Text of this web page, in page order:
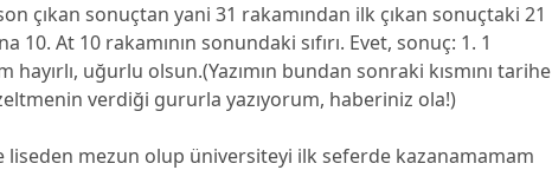
çıkan sonuçtan yani 31 rakamından ilk çıkan sonuçtaki 21
10. At 10 rakamının sonundaki sıfırı. Evet, sonuç: 1. 1
hayırlı, uğurlu olsun.(Yazımın bundan sonraki kısmını tarihe
verdiği gururla yazıyorum, haberiniz ola!)
liseden mezun olup üniversiteyi ilk seferde kazanamamam